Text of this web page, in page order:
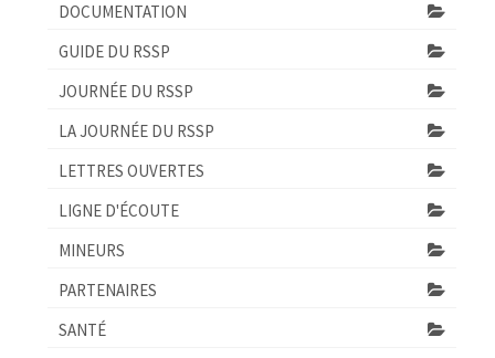
DOCUMENTATION
GUIDE DU RSSP
JOURNÉE DU RSSP
LA JOURNÉE DU RSSP
LETTRES OUVERTES
LIGNE D'ÉCOUTE
MINEURS
PARTENAIRES
SANTÉ